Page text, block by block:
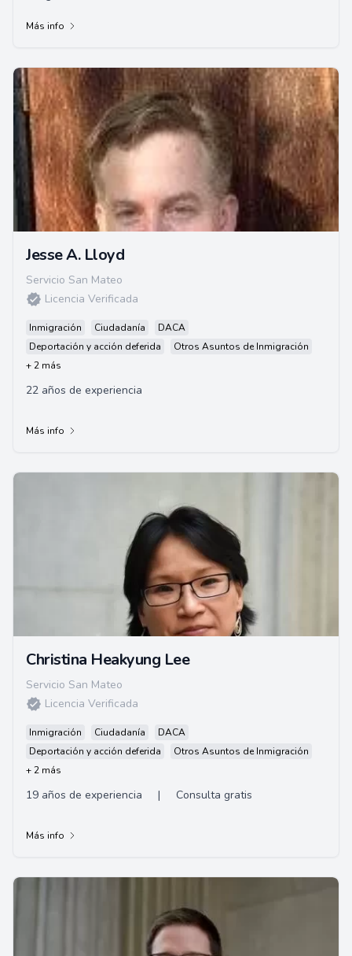
Más info
Jesse A. Lloyd
Servicio San Mateo
Licencia Verificada
Inmigración Ciudadanía
DACA
Deportación y acción deferida
Otros Asuntos de Inmigración
+ 2 más
22 años de experiencia
Más info
Christina Heakyung Lee
Servicio San Mateo
Licencia Verificada
Inmigración Ciudadanía
DACA
Deportación y acción deferida
Otros Asuntos de Inmigración
+ 2 más
19 años de experiencia | Consulta gratis
Más info